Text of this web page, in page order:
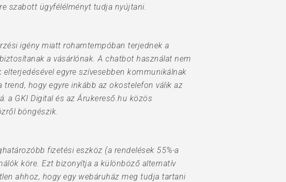
szabott ügyfélélményt tudja nyújtani.
igény miatt rohamtempóban terjednek a
a vásárlónak. A chatbot használat nem
egyre szívesebben kommunikálnak
hogy egyre inkább az okostelefon válik az
a GKI Digital és az Árukereső.hu közös
böngészik.
fizetési eszköz (a rendelések 55%-a
köre. Ezt bizonyítja a különböző alternatív
ahhoz, hogy egy webáruház meg tudja tartani